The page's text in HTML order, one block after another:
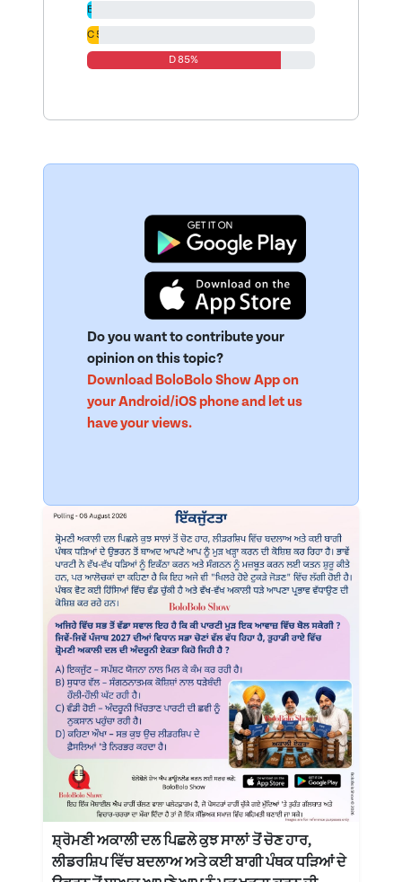
B 2%
C 5%
D 85%
Do you want to contribute your
opinion on this topic?
Download BoloBolo Show App on
your Android/iOS phone and let us
have your views.
ਸ਼੍ਰੋਮਣੀ ਅਕਾਲੀ ਦਲ ਪਿਛਲੇ ਕੁਝ ਸਾਲਾਂ ਤੋਂ ਚੋਣ ਹਾਰ,
ਲੀਡਰਸ਼ਿਪ ਵਿੱਚ ਬਦਲਾਅ ਅਤੇ ਕਈ ਬਾਗੀ ਪੰਥਕ ਧੜਿਆਂ ਦੇ